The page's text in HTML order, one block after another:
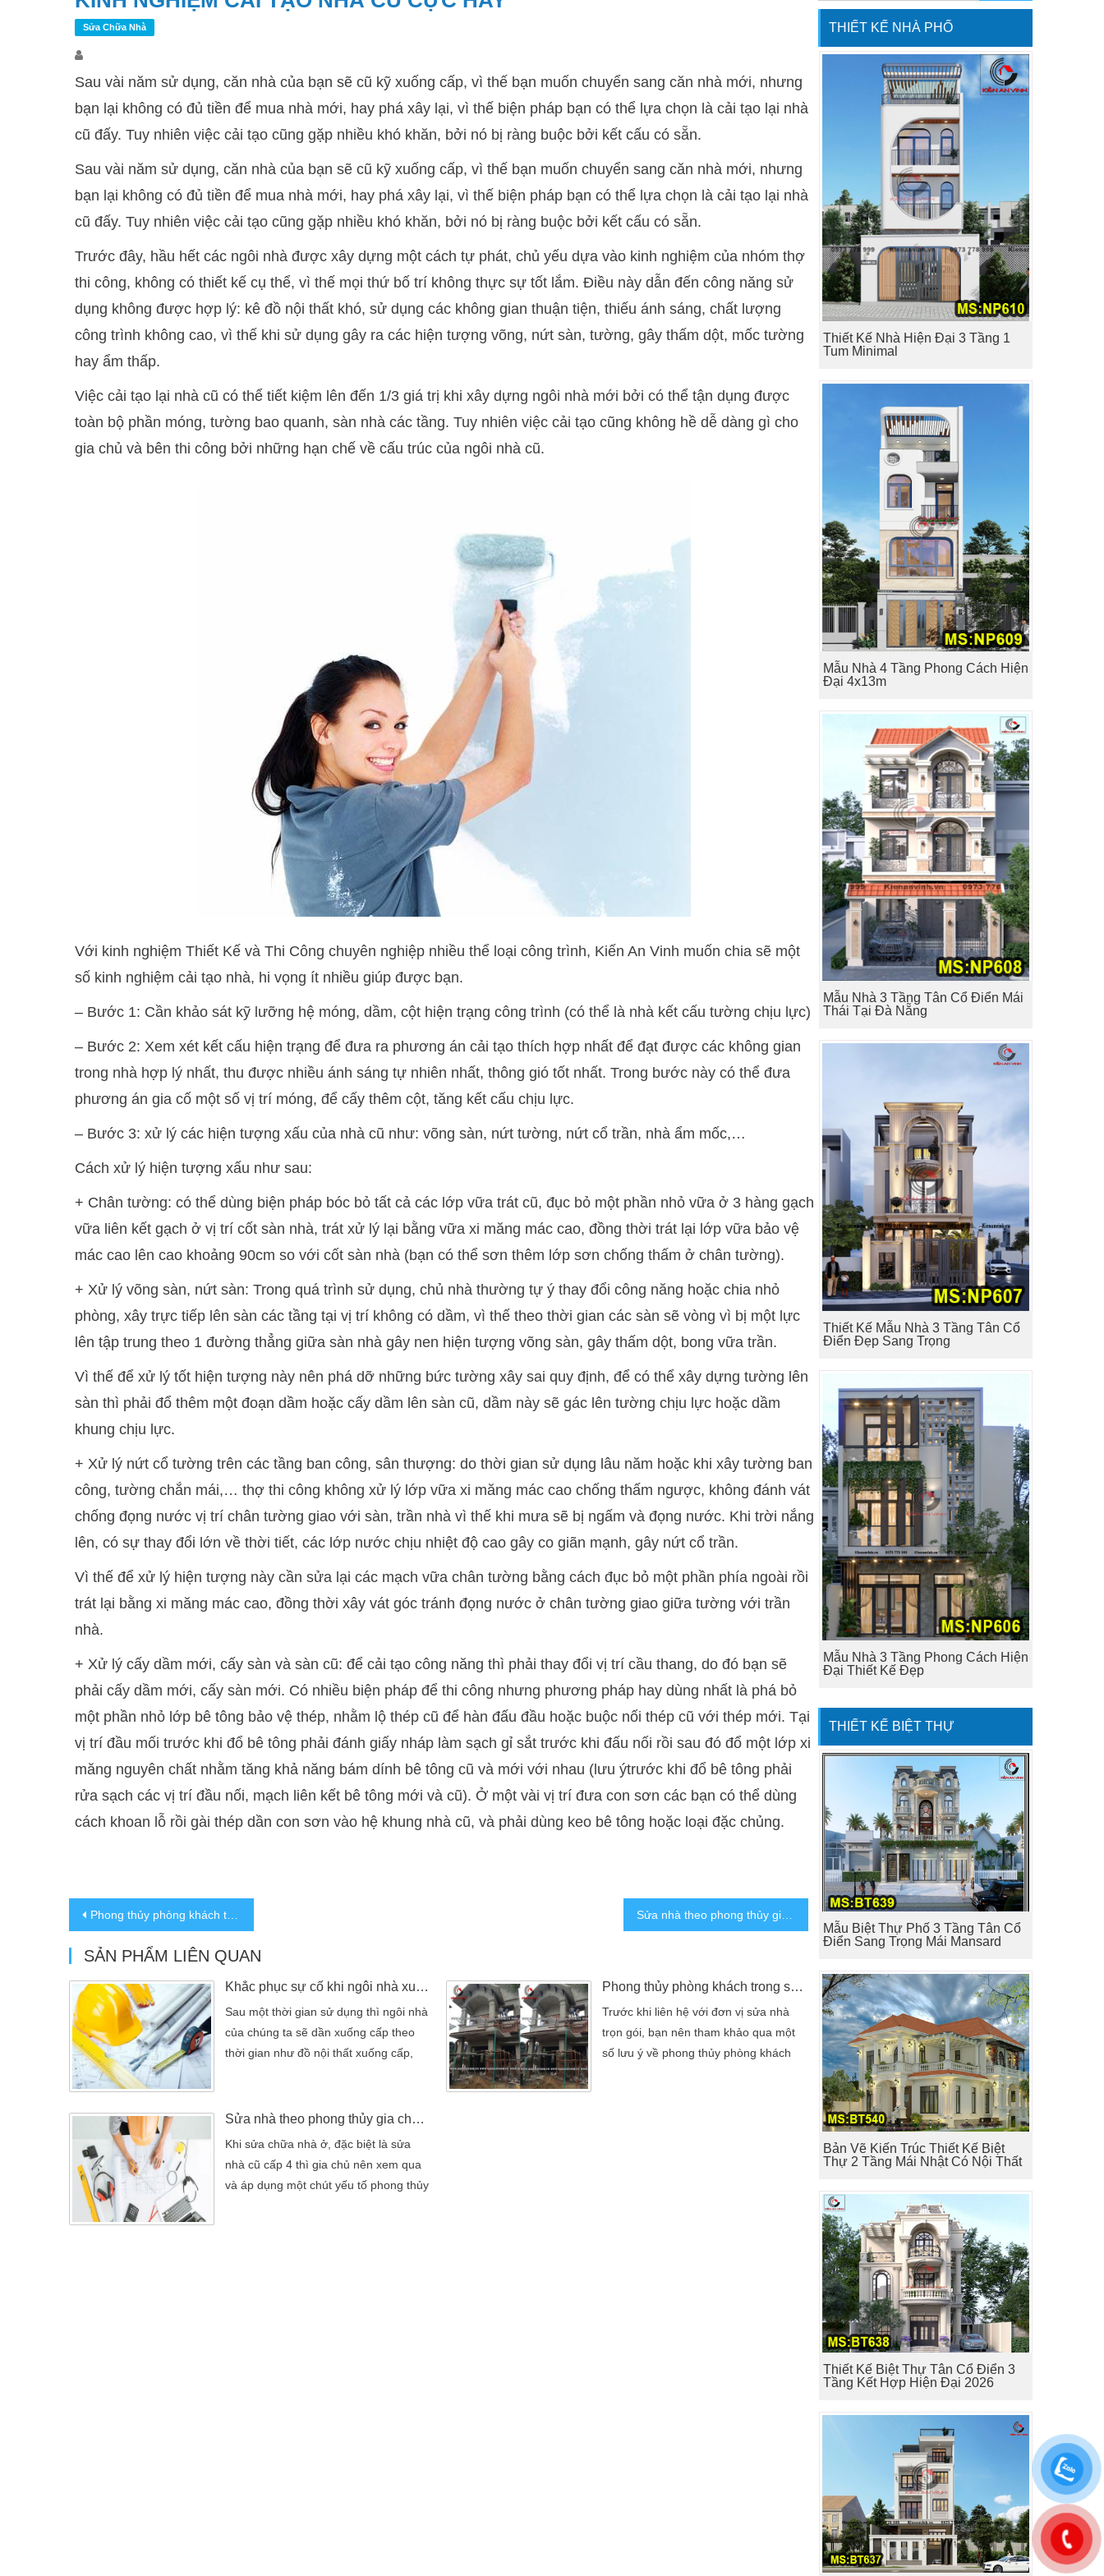
Sửa Chữa Nhà
Sau vài năm sử dụng, căn nhà của bạn sẽ cũ kỹ xuống cấp, vì thế bạn muốn chuyển sang căn nhà mới, nhưng
bạn lại không có đủ tiền để mua nhà mới, hay phá xây lại, vì thế biện pháp bạn có thể lựa chọn là cải tạo lại nhà
cũ đấy. Tuy nhiên việc cải tạo cũng gặp nhiều khó khăn, bởi nó bị ràng buộc bởi kết cấu có sẵn.
Sau vài năm sử dụng, căn nhà của bạn sẽ cũ kỹ xuống cấp, vì thế bạn muốn chuyển sang căn nhà mới, nhưng
bạn lại không có đủ tiền để mua nhà mới, hay phá xây lại, vì thế biện pháp bạn có thể lựa chọn là cải tạo lại nhà
cũ đấy. Tuy nhiên việc cải tạo cũng gặp nhiều khó khăn, bởi nó bị ràng buộc bởi kết cấu có sẵn.
Trước đây, hầu hết các ngôi nhà được xây dựng một cách tự phát, chủ yếu dựa vào kinh nghiệm của nhóm thợ
thi công, không có thiết kế cụ thể, vì thế mọi thứ bố trí không thực sự tốt lắm. Điều này dẫn đến công năng sử
dụng không được hợp lý: kê đồ nội thất khó, sử dụng các không gian thuận tiện, thiếu ánh sáng, chất lượng
công trình không cao, vì thế khi sử dụng gây ra các hiện tượng võng, nứt sàn, tường, gây thấm dột, mốc tường
hay ẩm thấp.
Việc cải tạo lại nhà cũ có thể tiết kiệm lên đến 1/3 giá trị khi xây dựng ngôi nhà mới bởi có thể tận dụng được
toàn bộ phần móng, tường bao quanh, sàn nhà các tầng. Tuy nhiên việc cải tạo cũng không hề dễ dàng gì cho
gia chủ và bên thi công bởi những hạn chế về cấu trúc của ngôi nhà cũ.
Với kinh nghiệm Thiết Kế và Thi Công chuyên nghiệp nhiều thể loại công trình, Kiến An Vinh muốn chia sẽ một
số kinh nghiệm cải tạo nhà, hi vọng ít nhiều giúp được bạn.
– Bước 1: Cần khảo sát kỹ lưỡng hệ móng, dầm, cột hiện trạng công trình (có thể là nhà kết cấu tường chịu lực)
– Bước 2: Xem xét kết cấu hiện trạng để đưa ra phương án cải tạo thích hợp nhất để đạt được các không gian
trong nhà hợp lý nhất, thu được nhiều ánh sáng tự nhiên nhất, thông gió tốt nhất. Trong bước này có thể đưa
phương án gia cố một số vị trí móng, để cấy thêm cột, tăng kết cấu chịu lực.
– Bước 3: xử lý các hiện tượng xấu của nhà cũ như: võng sàn, nứt tường, nứt cổ trần, nhà ẩm mốc,…
Cách xử lý hiện tượng xấu như sau:
+ Chân tường: có thể dùng biện pháp bóc bỏ tất cả các lớp vữa trát cũ, đục bỏ một phần nhỏ vữa ở 3 hàng gạch
vữa liên kết gạch ở vị trí cốt sàn nhà, trát xử lý lại bằng vữa xi măng mác cao, đồng thời trát lại lớp vữa bảo vệ
mác cao lên cao khoảng 90cm so với cốt sàn nhà (bạn có thể sơn thêm lớp sơn chống thấm ở chân tường).
+ Xử lý võng sàn, nứt sàn: Trong quá trình sử dụng, chủ nhà thường tự ý thay đổi công năng hoặc chia nhỏ
phòng, xây trực tiếp lên sàn các tầng tại vị trí không có dầm, vì thế theo thời gian các sàn sẽ vòng vì bị một lực
lên tập trung theo 1 đường thẳng giữa sàn nhà gây nen hiện tượng võng sàn, gây thấm dột, bong vữa trần.
Vì thế để xử lý tốt hiện tượng này nên phá dỡ những bức tường xây sai quy định, để có thể xây dựng tường lên
sàn thì phải đổ thêm một đoạn dầm hoặc cấy dầm lên sàn cũ, dầm này sẽ gác lên tường chịu lực hoặc dầm
khung chịu lực.
+ Xử lý nứt cổ tường trên các tầng ban công, sân thượng: do thời gian sử dụng lâu năm hoặc khi xây tường ban
công, tường chắn mái,… thợ thi công không xử lý lớp vữa xi măng mác cao chống thấm ngược, không đánh vát
chống đọng nước vị trí chân tường giao với sàn, trần nhà vì thế khi mưa sẽ bị ngấm và đọng nước. Khi trời nắng
lên, có sự thay đổi lớn về thời tiết, các lớp nước chịu nhiệt độ cao gây co giãn mạnh, gây nứt cổ trần.
Vì thế để xử lý hiện tượng này cần sửa lại các mạch vữa chân tường bằng cách đục bỏ một phần phía ngoài rồi
trát lại bằng xi măng mác cao, đồng thời xây vát góc tránh đọng nước ở chân tường giao giữa tường với trần
nhà.
+ Xử lý cấy dầm mới, cấy sàn và sàn cũ: để cải tạo công năng thì phải thay đổi vị trí cầu thang, do đó bạn sẽ
phải cấy dầm mới, cấy sàn mới. Có nhiều biện pháp để thi công nhưng phương pháp hay dùng nhất là phá bỏ
một phần nhỏ lớp bê tông bảo vệ thép, nhằm lộ thép cũ để hàn đấu đầu hoặc buộc nối thép cũ với thép mới. Tại
vị trí đầu mối trước khi đổ bê tông phải đánh giấy nháp làm sạch gỉ sắt trước khi đấu nối rồi sau đó đổ một lớp xi
măng nguyên chất nhằm tăng khả năng bám dính bê tông cũ và mới với nhau (lưu ýtrước khi đổ bê tông phải
rửa sạch các vị trí đầu nối, mạch liên kết bê tông mới và cũ). Ở một vài vị trí đưa con sơn các bạn có thể dùng
cách khoan lỗ rồi gài thép dần con sơn vào hệ khung nhà cũ, và phải dùng keo bê tông hoặc loại đặc chủng.
Phong thủy phòng khách trong sửa nhà
SẢN PHẨM LIÊN QUAN
Khắc phục sự cố khi ngôi nhà xuống cấp
Sau một thời gian sử dụng thì ngôi nhà
của chúng ta sẽ dần xuống cấp theo
thời gian như đồ nội thất xuống cấp,
cũng như khắc phục là điều cần thiết.
Phong thủy phòng khách trong sửa nhà
Trước khi liên hệ với đơn vị sửa nhà
trọn gói, bạn nên tham khảo qua một
số lưu ý về phong thủy phòng khách
Sửa nhà theo phong thủy gia chủ phát tài
Khi sửa chữa nhà ở, đặc biệt là sửa
nhà cũ cấp 4 thì gia chủ nên xem qua
và áp dụng một chút yếu tố phong thủy
THIẾT KẾ NHÀ PHỐ
Thiết Kế Nhà Hiện Đại 3 Tầng 1
Tum Minimal
Mẫu Nhà 4 Tầng Phong Cách Hiện
Đại 4x13m
Mẫu Nhà 3 Tầng Tân Cổ Điển Mái
Thái Tại Đà Nẵng
Thiết Kế Mẫu Nhà 3 Tầng Tân Cổ
Điển Đẹp Sang Trọng
Mẫu Nhà 3 Tầng Phong Cách Hiện
Đại Thiết Kế Đẹp
THIẾT KẾ BIỆT THỰ
Mẫu Biệt Thự Phố 3 Tầng Tân Cổ
Điển Sang Trọng Mái Mansard
Bản Vẽ Kiến Trúc Thiết Kế Biệt
Thự 2 Tầng Mái Nhật Có Nội Thất
Thiết Kế Biệt Thự Tân Cổ Điển 3
Tầng Kết Hợp Hiện Đại 2026